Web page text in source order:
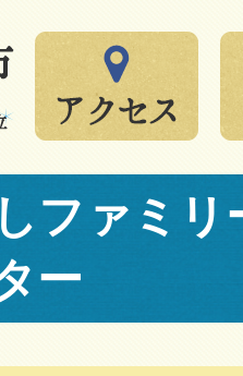
ファミリ
ー